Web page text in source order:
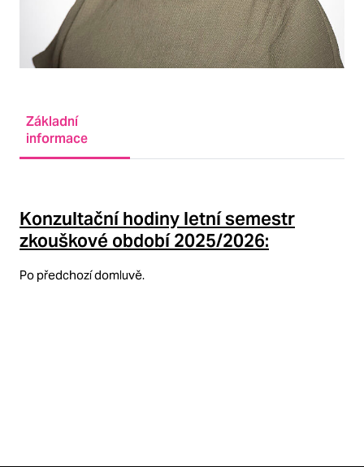
Základní
informace
Konzultační hodiny letní semestr
zkouškové období2025/2026:
Po předchozí domluvě.